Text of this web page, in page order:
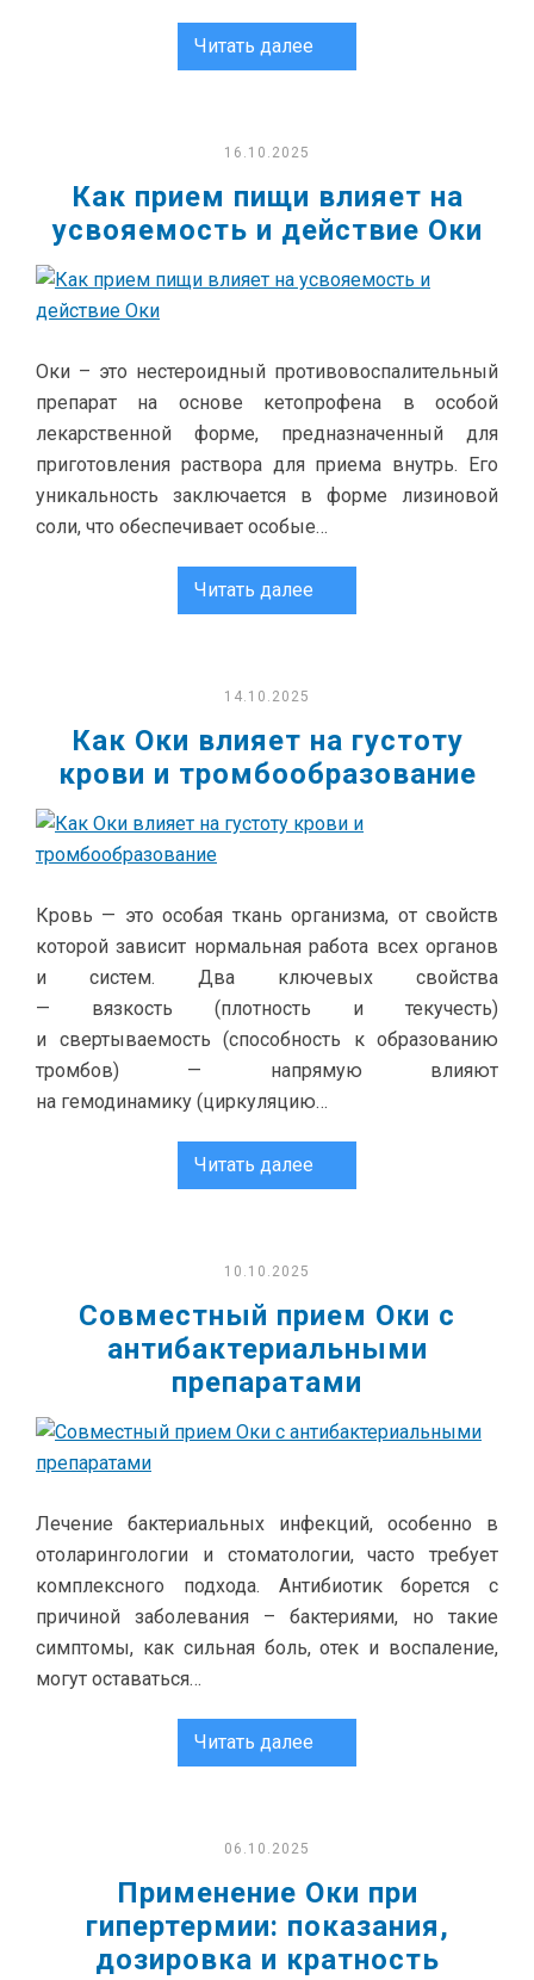
Читать далее
16.10.2025
Как прием пищи влияет на
усвояемость и действие Оки
Оки – это нестероидный противовоспалительный
препарат на основе кетопрофена в особой
лекарственной форме, предназначенный для
приготовления раствора для приема внутрь. Его
уникальность заключается в форме лизиновой
соли, что обеспечивает особые…
Читать далее
14.10.2025
Как Оки влияет на густоту
крови и тромбообразование
Кровь — это особая ткань организма, от свойств
которой зависит нормальная работа всех органов
и систем. Два ключевых свойства
— вязкость (плотность и текучесть)
и свертываемость (способность к образованию
тромбов) — напрямую влияют
на гемодинамику (циркуляцию…
Читать далее
10.10.2025
Совместный прием Оки с
антибактериальными
препаратами
Лечение бактериальных инфекций, особенно в
отоларингологии и стоматологии, часто требует
комплексного подхода. Антибиотик борется с
причиной заболевания – бактериями, но такие
симптомы, как сильная боль, отек и воспаление,
могут оставаться…
Читать далее
06.10.2025
Применение Оки при
гипертермии: показания,
дозировка и кратность